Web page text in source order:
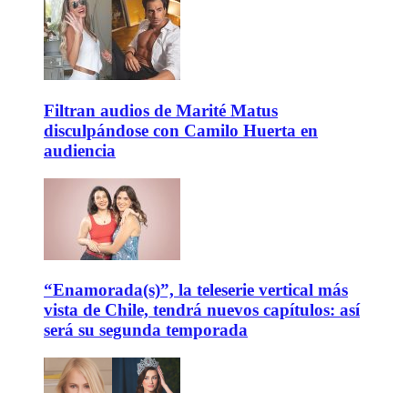
Filtran audios de Marité Matus
disculpándose con Camilo Huerta en
audiencia
“Enamorada(s)”, la teleserie vertical más
vista de Chile, tendrá nuevos capítulos: así
será su segunda temporada